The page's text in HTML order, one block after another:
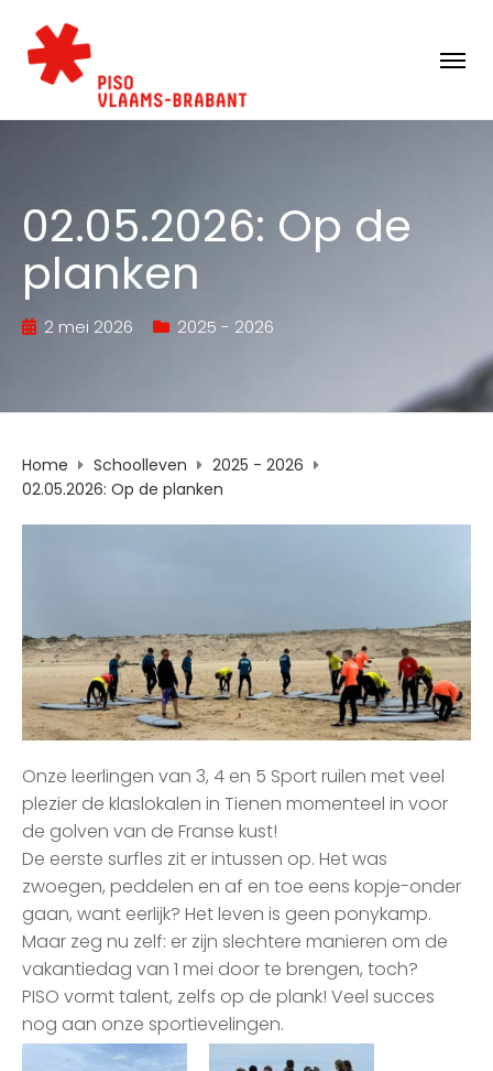
02.05.2026: Op de
planken
2 mei 2026 2025 - 2026
Home Schoolleven
2025 - 2026
02.05.2026: Op de planken
Onze leerlingen van 3, 4 en 5 Sport ruilen met veel
plezier de klaslokalen in Tienen momenteel in voor
de golven van de Franse kust!
De eerste surfles zit er intussen op. Het was
zwoegen, peddelen en af en toe eens kopje-onder
gaan, want eerlijk? Het leven is geen ponykamp.
Maar zeg nu zelf: er zijn slechtere manieren om de
vakantiedag van 1 mei door te brengen, toch?
PISO vormt talent, zelfs op de plank! Veel succes
nog aan onze sportievelingen.